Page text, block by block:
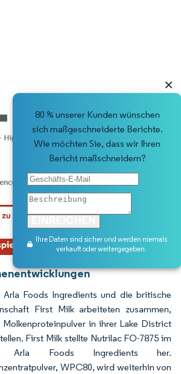
Wiederverwendung erfordert Namensnennung gemäß
Arla Foods Ingredients und die britische
First Milk arbeiteten zusammen,
Molkenproteinpulver in ihrer Lake District
First Milk stellte Nutrilac FO-7875 im
Arla Foods Ingredients her.
WPC80, wird weiterhin von
×
80 % unserer Kunden wünschen
sich maßgeschneiderte Berichte.
Wie möchten Sie, dass wir Ihren
Bericht maßschneidern?
Ihre Daten sind sicher und werden niemals
verkauft oder weitergegeben.